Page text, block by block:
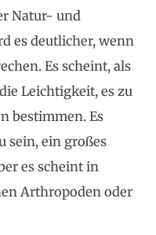
Natur- und
es deutlicher, wenn
Es scheint, als
Leichtigkeit, es zu
bestimmen. Es
sein, ein großes
es scheint in
Arthropoden oder